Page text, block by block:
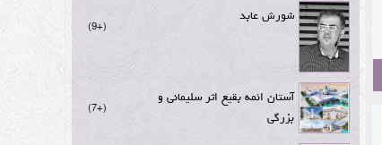
شورش عابد
+9
آستان ائمه بقیع اثر سلیمانی و
بزرگی
+7